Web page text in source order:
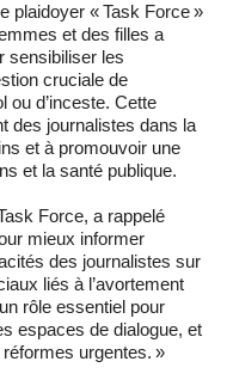
plaidoyer « Task Force »
et des filles a
sensibiliser les
cruciale de
ou d’inceste. Cette
des journalistes dans la
et à promouvoir une
et la santé publique.
Force, a rappelé
mieux informer
des journalistes sur
liés à l’avortement
rôle essentiel pour
espaces de dialogue, et
urgentes. »